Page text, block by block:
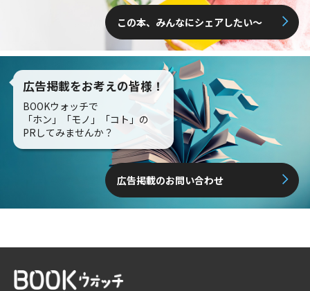
この本、みんなにシェアしたい〜
広告掲載をお考えの皆様！
BOOKウォッチで
「ホン」「モノ」「コト」の
PRしてみませんか？
広告掲載のお問い合わせ